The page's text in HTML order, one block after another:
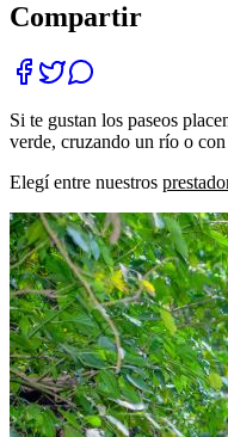
Compartir
Si te gustan los paseos
verde, cruzando un río o
Elegí entre nuestros